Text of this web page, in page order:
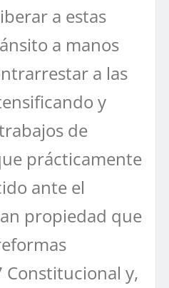
a estas
a manos
a las
y
de
prácticamente
ante el
propiedad que
Constitucional y,